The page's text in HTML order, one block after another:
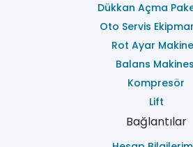
Dükkan Açma
Oto Servis
Rot Ayar
Balans
Kompresör
Lift
Bağlantılar